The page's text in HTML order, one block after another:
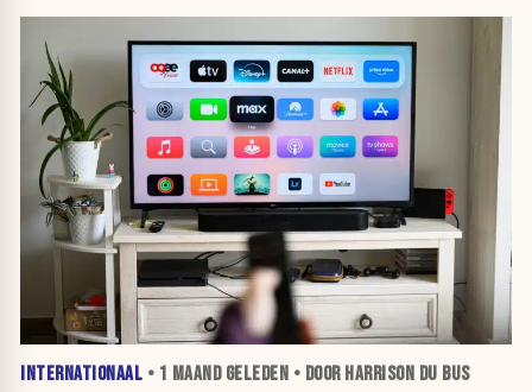
INTERNATIONAAL • 1 MAANDGELEDEN • DOOR HARRISON DU BUS